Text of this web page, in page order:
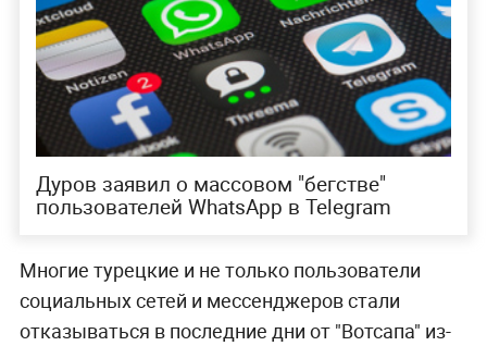
Дуров заявил о массовом "бегстве"
пользователей WhatsApp в Telegram
Многие турецкие и не только пользователи
социальных сетей и мессенджеров стали
отказываться в последние дни от "Вотсапа" из-